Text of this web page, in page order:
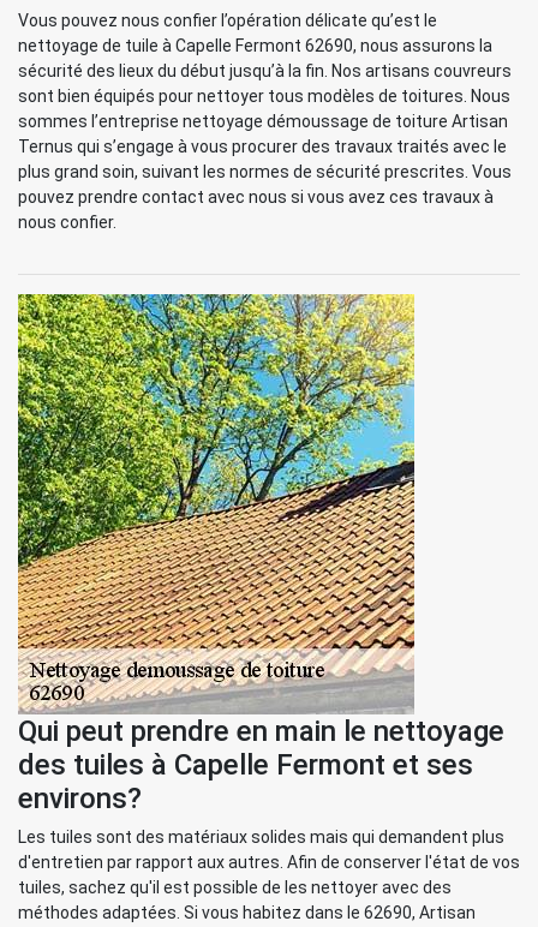
Vous pouvez nous confier l’opération délicate qu’est le
nettoyage de tuile à Capelle Fermont 62690, nous assurons la
sécurité des lieux du début jusqu’à la fin. Nos artisans couvreurs
sont bien équipés pour nettoyer tous modèles de toitures. Nous
sommes l’entreprise nettoyage démoussage de toiture Artisan
Ternus qui s’engage à vous procurer des travaux traités avec le
plus grand soin, suivant les normes de sécurité prescrites. Vous
pouvez prendre contact avec nous si vous avez ces travaux à
nous confier.
Qui peut prendre en main le nettoyage
des tuiles à Capelle Fermont et ses
environs?
Les tuiles sont des matériaux solides mais qui demandent plus
d'entretien par rapport aux autres. Afin de conserver l'état de vos
tuiles, sachez qu'il est possible de les nettoyer avec des
méthodes adaptées. Si vous habitez dans le 62690, Artisan